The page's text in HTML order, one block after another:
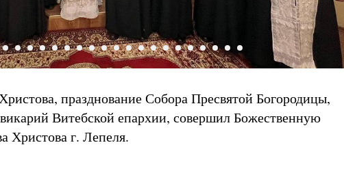
празднование Собора Пресвятой Богородицы,
Витебской епархии, совершил Божественную
Христова г. Лепеля.